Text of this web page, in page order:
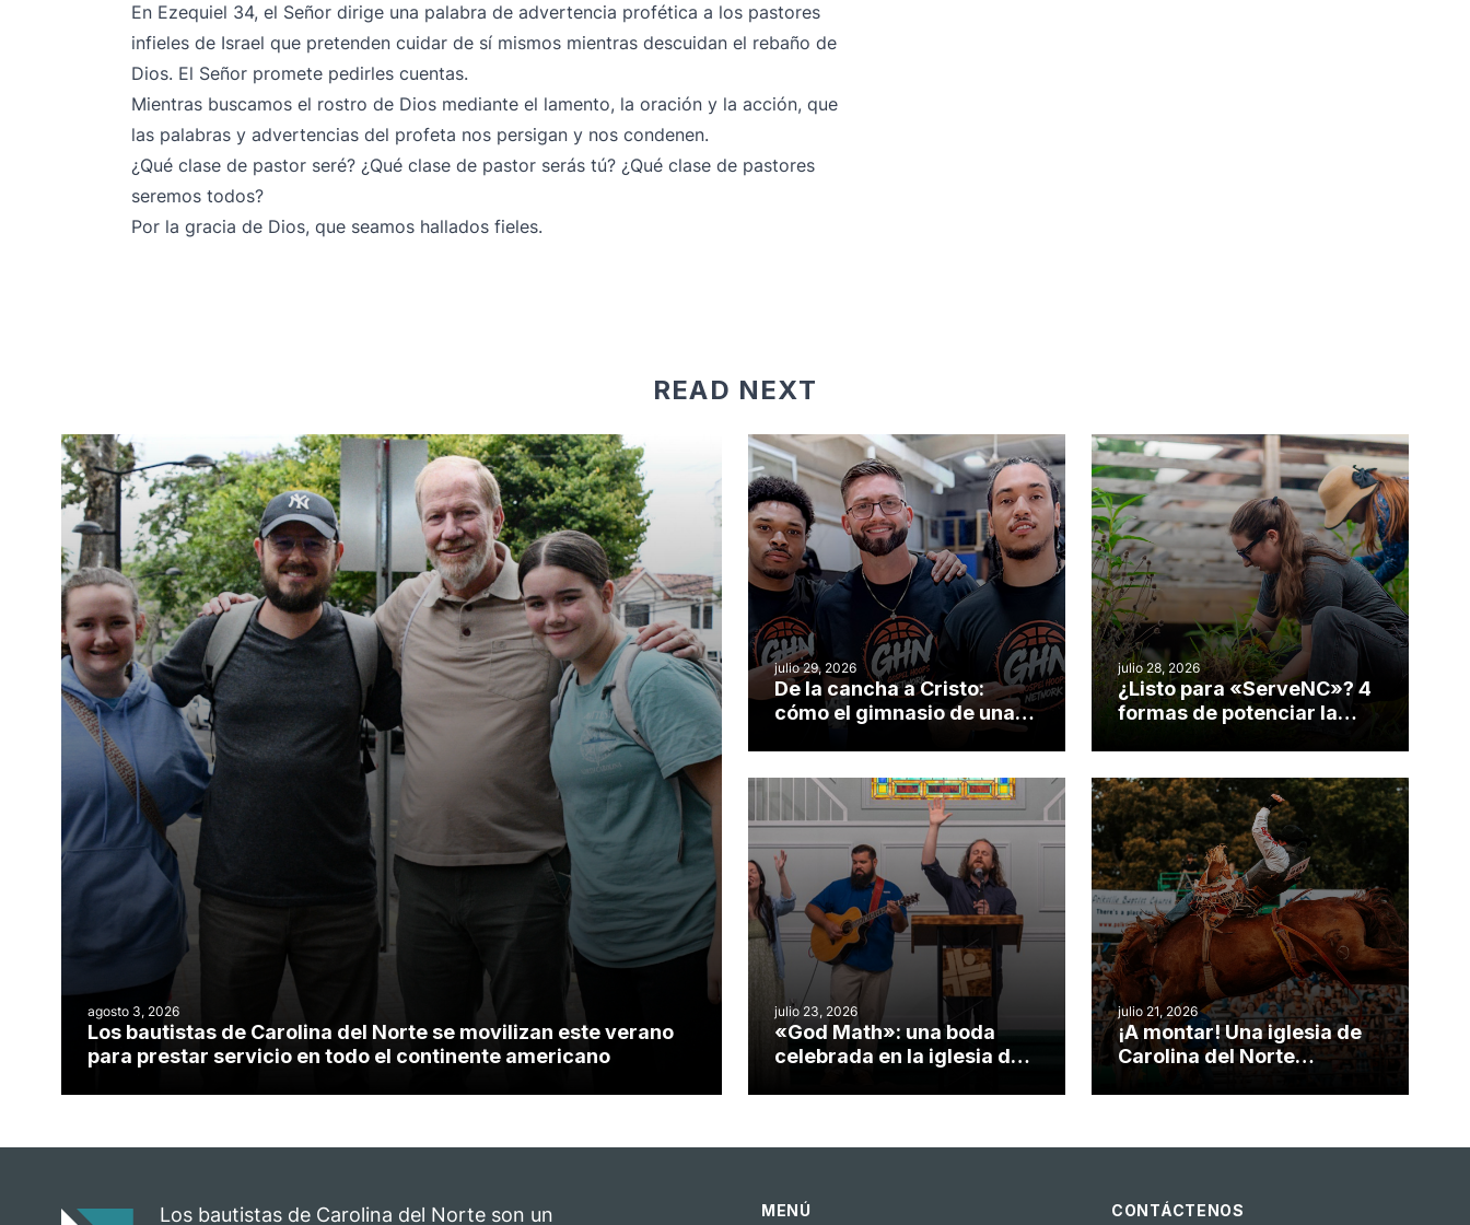
En Ezequiel 34, el Señor dirige una palabra de advertencia profética a los pastores
infieles de Israel que pretenden cuidar de sí mismos mientras descuidan el rebaño de
Dios. El Señor promete pedirles cuentas.
Mientras buscamos el rostro de Dios mediante el lamento, la oración y la acción, que
las palabras y advertencias del profeta nos persigan y nos condenen.
¿Qué clase de pastor seré? ¿Qué clase de pastor serás tú? ¿Qué clase de pastores
seremos todos?
Por la gracia de Dios, que seamos hallados fieles.
READ NEXT
agosto 3, 2026
Los bautistas de Carolina del Norte se movilizan este verano
para prestar servicio en todo el continente americano
julio 29, 2026
De la cancha a Cristo:
cómo el gimnasio de una
misionero te cuento
julio 28, 2026
¿Listo para «ServeNC»? 4
formas de potenciar la
julio 23, 2026
«God Math»: una boda
celebrada en la iglesia de
julio 21, 2026
¡A montar! Una iglesia de
Carolina del Norte
Los bautistas de Carolina del Norte son un MENÚ CONTÁCTENOS